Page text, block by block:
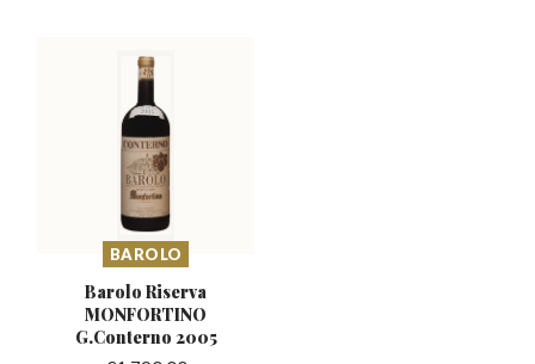
BAROLO
Barolo Riserva
MONFORTINO
G.Conterno 2005